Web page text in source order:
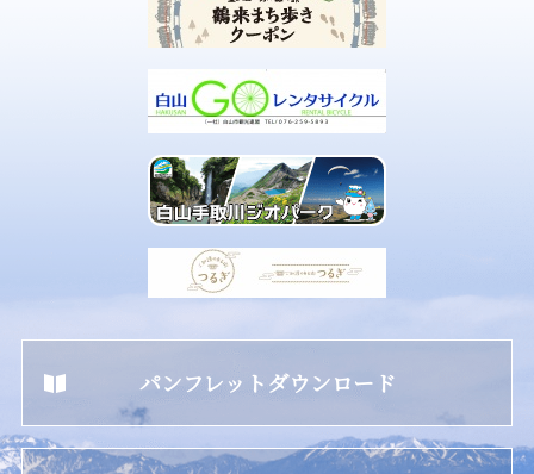
パンフレットダウンロード